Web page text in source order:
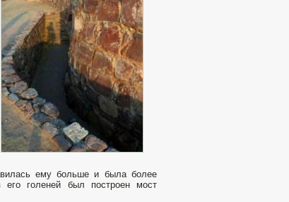
ему больше и была более
голеней был построен мост